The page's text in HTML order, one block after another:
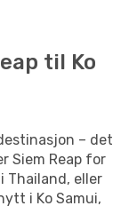
til Ko
– det
Siem Reap for
Thailand, eller
i Ko Samui,